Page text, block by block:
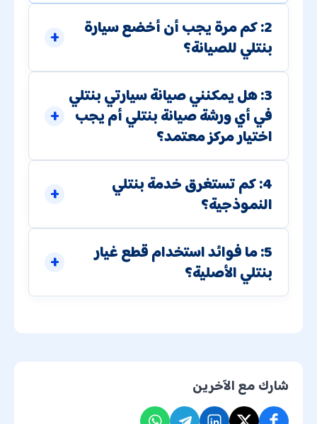
2: كم مرة يجب أن أخضع سيارة
بنتلي للصيانة؟
3: هل يمكنني صيانة سيارتي بنتلي
في أي ورشة صيانة بنتلي أم يجب
اختيار مركز معتمد؟
4: كم تستغرق خدمة بنتلي
النموذجية؟
5: ما فوائد استخدام قطع غيار
بنتلي الأصلية؟
شارك مع الآخرين